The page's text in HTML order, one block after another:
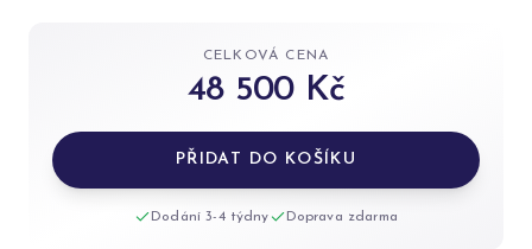
CELKOVÁ CENA
48 500 Kč
PŘIDAT DO KOŠÍKU
Dodání 3-4 týdny Doprava zdarma